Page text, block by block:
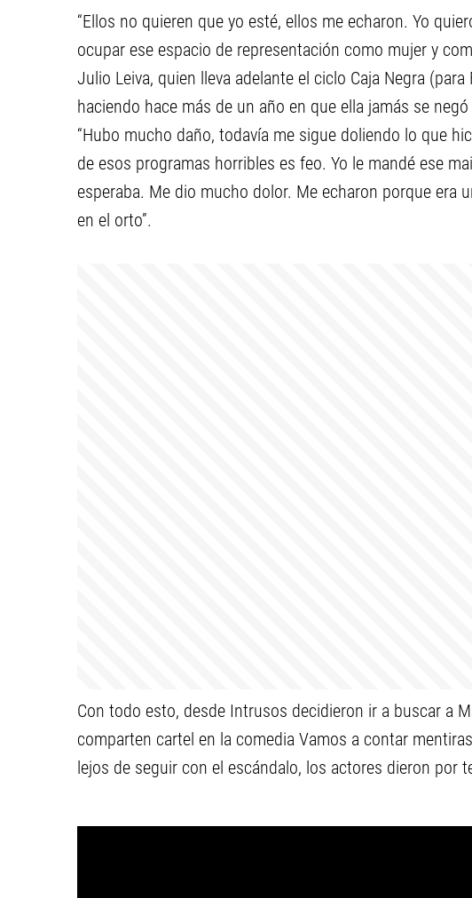
“Ellos no quieren que yo esté, ellos me echaron. Yo
ocupar ese espacio de representación como mujer y
Julio Leiva, quien lleva adelante el ciclo Caja Negra
haciendo hace más de un año en que ella jamás se
“Hubo mucho daño, todavía me sigue doliendo lo que
de esos programas horribles es feo. Yo le mandé ese
esperaba. Me dio mucho dolor. Me echaron porque era
en el orto”.
Con todo esto, desde Intrusos decidieron ir a buscar a
comparten cartel en la comedia Vamos a contar
lejos de seguir con el escándalo, los actores dieron por